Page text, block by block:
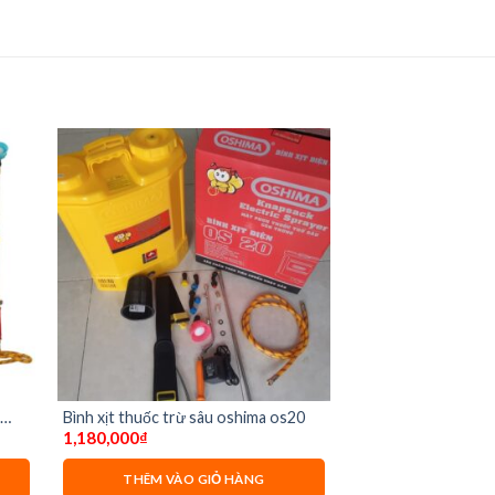
Bình xịt thuốc trừ sâu oshima os20
1,180,000₫
THÊM VÀO GIỎ HÀNG